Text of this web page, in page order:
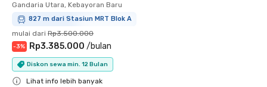
Gandaria Utara, Kebayoran Baru
827 m dari Stasiun MRT Blok A
mulai dari Rp3.500.000
-3% Rp3.385.000 /bulan
Diskon sewa min. 12 Bulan
Lihat info lebih banyak